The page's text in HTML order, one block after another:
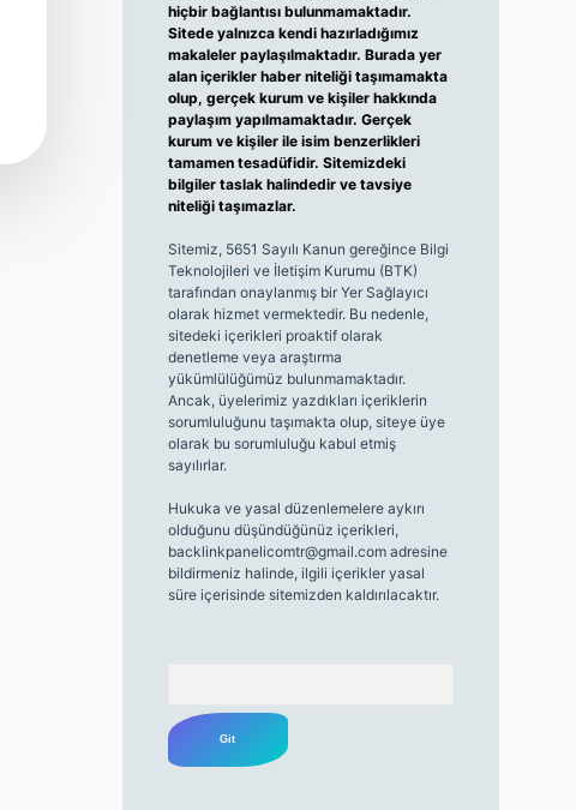
hiçbir bağlantısı bulunmamaktadır.
Sitede yalnızca kendi hazırladığımız
makaleler paylaşılmaktadır. Burada yer
alan içerikler haber niteliği taşımamakta
olup, gerçek kurum ve kişiler hakkında
paylaşım yapılmamaktadır. Gerçek
kurum ve kişiler ile isim benzerlikleri
tamamen tesadüfidir. Sitemizdeki
bilgiler taslak halindedir ve tavsiye
niteliği taşımazlar.
Sitemiz, 5651 Sayılı Kanun gereğince Bilgi
Teknolojileri ve İletişim Kurumu (BTK)
tarafından onaylanmış bir Yer Sağlayıcı
olarak hizmet vermektedir. Bu nedenle,
sitedeki içerikleri proaktif olarak
denetleme veya araştırma
yükümlülüğümüz bulunmamaktadır.
Ancak, üyelerimiz yazdıkları içeriklerin
sorumluluğunu taşımakta olup, siteye üye
olarak bu sorumluluğu kabul etmiş
sayılırlar.
Hukuka ve yasal düzenlemelere aykırı
olduğunu düşündüğünüz içerikleri,
backlinkpanelicomtr@gmail.comadresine
bildirmeniz halinde, ilgili içerikler yasal
süre içerisinde sitemizden kaldırılacaktır.